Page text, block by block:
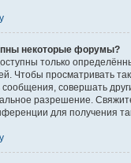
некоторые форумы?
только
Чтобы просматривать
совершать
разрешение.
для получения